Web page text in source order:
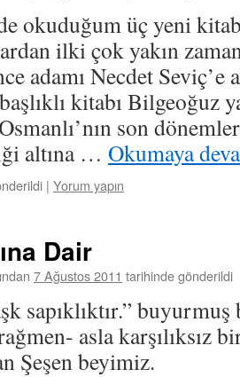
okuduğum üç yeni
ilki çok yakın
adamı Necdet
kitabı Bilgeoğuz
son
altına … Okumaya
| Yorum yapın
Dair
7 Ağustos 2011 tarihinde gönderildi
sapıklıktır.”
asla karşılıksız
Şeşen beyimiz.